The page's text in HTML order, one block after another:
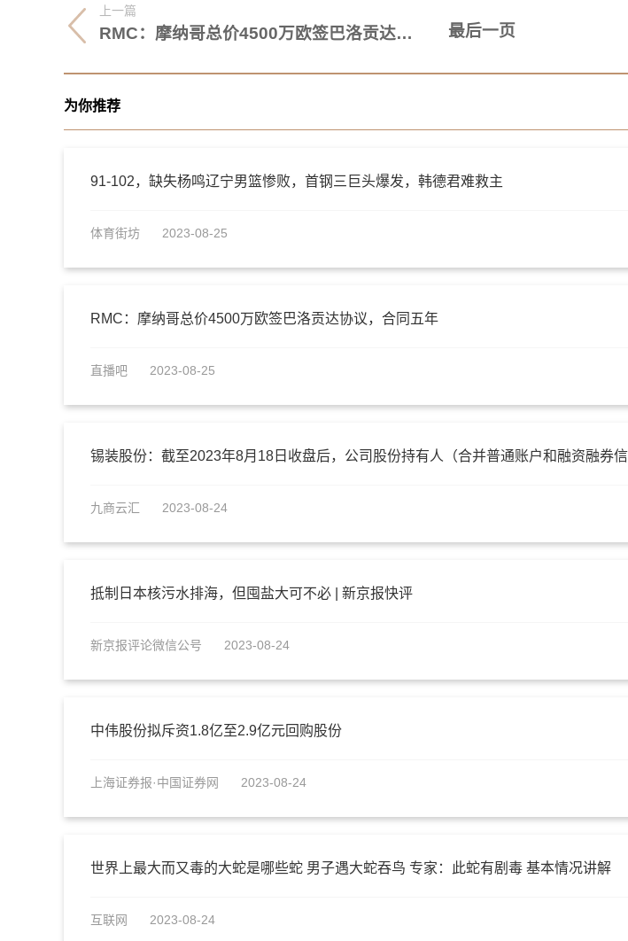
上一篇
RMC：摩纳哥总价4500万欧签巴洛贡达协议，合同五年 最后一页
为你推荐
91-102，缺失杨鸣辽宁男篮惨败，首钢三巨头爆发，韩德君难救主
体育街坊 2023-08-25
RMC：摩纳哥总价4500万欧签巴洛贡达协议，合同五年
直播吧 2023-08-25
九商云汇 2023-08-24
抵制日本核污水排海，但囤盐大可不必 | 新京报快评
新京报评论微信公号 2023-08-24
中伟股份拟斥资1.8亿至2.9亿元回购股份
上海证券报·中国证券网 2023-08-24
世界上最大而又毒的大蛇是哪些蛇 男子遇大蛇吞鸟 专家：此蛇有剧毒 基本情况讲解
互联网 2023-08-24